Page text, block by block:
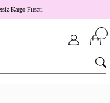
Kargo Fırsatı